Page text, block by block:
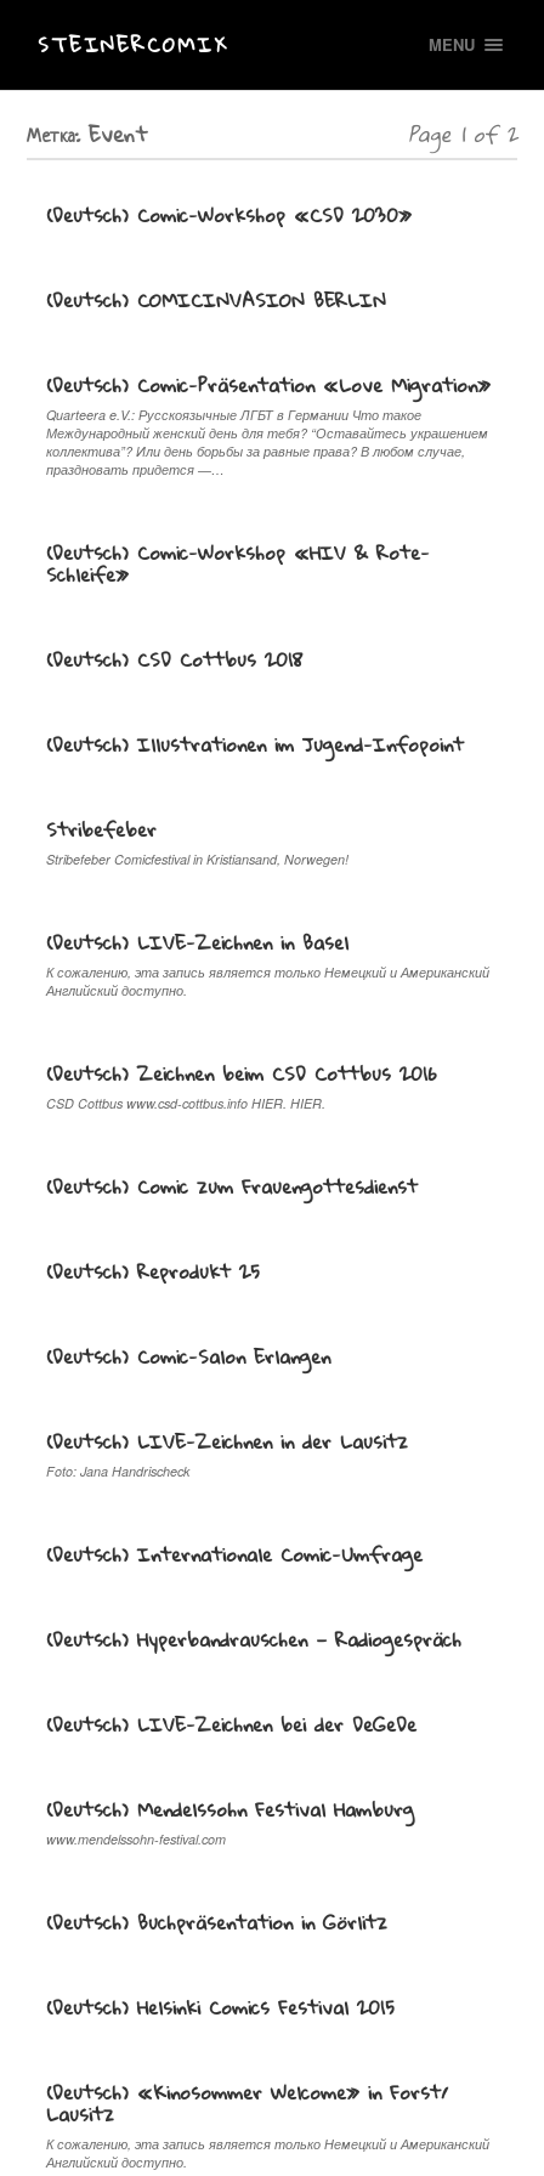
STEINERCOMIX MENU
Метка:Event Page 1 of 2
(Deutsch) Comic-Workshop «CSD 2030»
(Deutsch) COMICINVASION BERLIN
(Deutsch) Comic-Präsentation «Love Migration»
Quarteera e.V.: Русскоязычные ЛГБТ в Германии Что такое
Международный женский день для тебя? “Оставайтесь украшением
коллектива”? Или день борьбы за равные права? В любом случае,
праздновать придется —…
(Deutsch) Comic-Workshop «HIV & Rote-
Schleife»
(Deutsch) CSD Cottbus 2018
(Deutsch) Illustrationen im Jugend-Infopoint
Stribefeber
Stribefeber Comicfestival in Kristiansand, Norwegen!
(Deutsch) LIVE-Zeichnen in Basel
К сожалению, эта запись является только Немецкий и Американский
Английский доступно.
(Deutsch) Zeichnen beim CSD Cottbus 2016
CSD Cottbus www.csd-cottbus.info HIER. HIER.
(Deutsch) Comic zum Frauengottesdienst
(Deutsch) Reprodukt 25
(Deutsch) Comic-Salon Erlangen
(Deutsch) LIVE-Zeichnen in der Lausitz
Foto: Jana Handrischeck
(Deutsch) Internationale Comic-Umfrage
(Deutsch) Hyperbandrauschen — Radiogespräch
(Deutsch) LIVE-Zeichnen bei der DeGeDe
(Deutsch) Mendelssohn Festival Hamburg
www.mendelssohn-festival.com
(Deutsch) Buchpräsentation in Görlitz
(Deutsch) Helsinki Comics Festival 2015
(Deutsch) «Kinosommer Welcome» in Forst/
Lausitz
К сожалению, эта запись является только Немецкий и Американский
Английский доступно.